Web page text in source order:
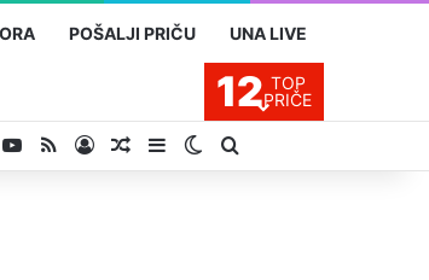
POŠALJI PRIČU UNA LIVE
12 TOP
PRIČE
YouTube
RSS Prijavite se
Slučajan proizvod
SidebarSwitch skin